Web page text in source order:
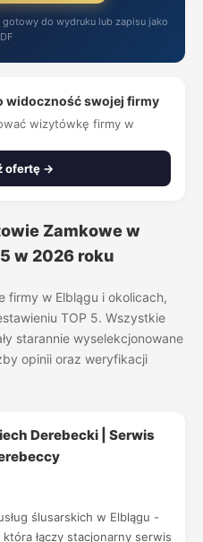
do wydruku lub zapisu jako
widoczność swojej firmy
wizytówkę firmy w
ofertę →
Zamkowe w
w 2026 roku
firmy w Elblągu i okolicach,
TOP 5. Wszystkie
starannie wyselekcjonowane
opinii oraz weryfikacji
Derebecki | Serwis
ślusarskich w Elblągu -
łączy stacjonarny serwis